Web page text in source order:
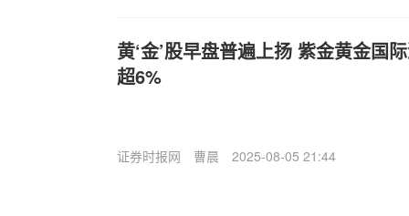
黄‘金’股早盘普遍上扬 紫金黄金国
超6%
证券时报网 曹晨 2025-08-05 21:44